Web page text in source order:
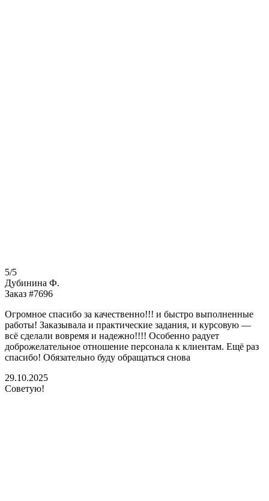
5/5
Дубинина Ф.
Заказ #7696
Огромное спасибо за качественно!!! и быстро выполненные
работы! Заказывала и практические задания, и курсовую —
всё сделали вовремя и надежно!!!! Особенно радует
доброжелательное отношение персонала к клиентам. Ещё раз
спасибо! Обязательно буду обращаться снова
29.10.2025
Советую!